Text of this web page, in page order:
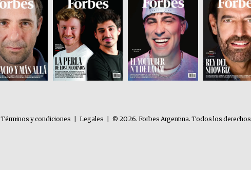
Términos y condiciones Legales
© 2026. Forbes Argentina. Todos los derechos